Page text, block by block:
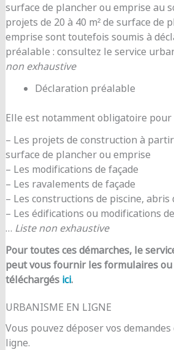
surface de plancher ou emprise au
projets de 20 à 40 m² de surface de
emprise sont toutefois soumis à
préalable : consultez le service
non exhaustive
Déclaration préalable
Elle est notamment obligatoire pour
– Les projets de construction à partir
surface de plancher ou emprise
– Les modifications de façade
– Les ravalements de façade
– Les constructions de piscine, abris
– Les édifications ou modifications
… Liste non exhaustive
Pour toutes ces démarches, le
peut vous fournir les formulaires
téléchargés ici.
URBANISME EN LIGNE
Vous pouvez déposer vos
ligne.